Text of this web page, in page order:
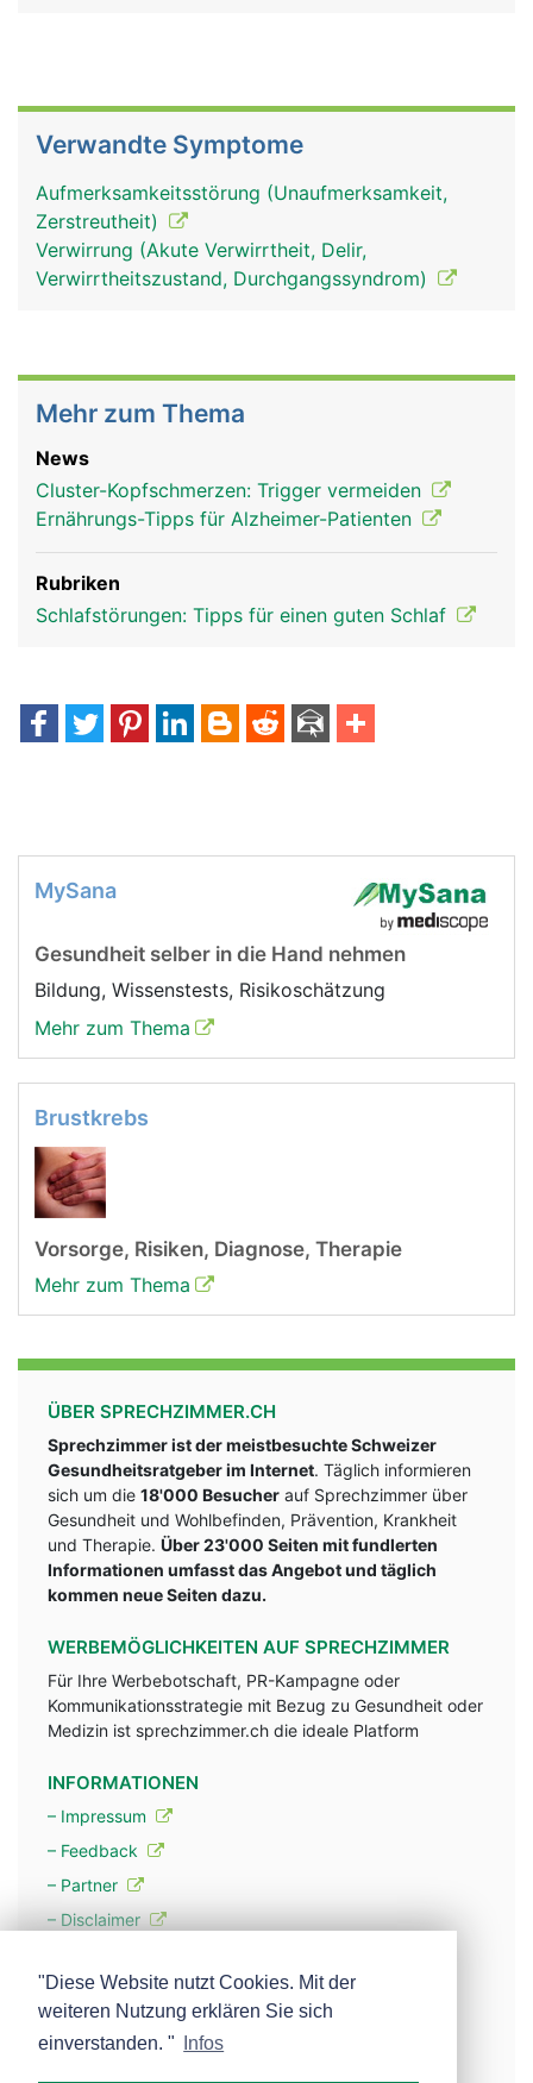
Verwandte Symptome
Aufmerksamkeitsstörung (Unaufmerksamkeit,
Zerstreutheit)
Verwirrung (Akute Verwirrtheit, Delir,
Verwirrtheitszustand, Durchgangssyndrom)
Mehr zum Thema
News
Cluster-Kopfschmerzen: Trigger vermeiden
Ernährungs-Tipps für Alzheimer-Patienten
Rubriken
Schlafstörungen: Tipps für einen guten Schlaf
MySana
Gesundheit selber in die Hand nehmen
Bildung, Wissenstests, Risikoschätzung
Mehr zum Thema
Brustkrebs
Vorsorge, Risiken, Diagnose, Therapie
Mehr zum Thema
ÜBER SPRECHZIMMER.CH
Sprechzimmer ist der meistbesuchte Schweizer
Gesundheitsratgeber im Internet. Täglich informieren
sich um die 18'000 Besucher auf Sprechzimmer über
Gesundheit und Wohlbefinden, Prävention, Krankheit
und Therapie. Über 23'000 Seiten mit fundlerten
Informationen umfasst das Angebot und täglich
kommen neue Seiten dazu.
WERBEMÖGLICHKEITEN AUF SPRECHZIMMER
Für Ihre Werbebotschaft, PR-Kampagne oder
Kommunikationsstrategie mit Bezug zu Gesundheit oder
Medizin ist sprechzimmer.ch die ideale Platform
INFORMATIONEN
– Impressum
– Feedback
– Partner
– Disclaimer
– Werbung
– Mehr über unsere Experten
"Diese Website nutzt Cookies. Mit der
weiteren Nutzung erklären Sie sich
einverstanden. "
Infos